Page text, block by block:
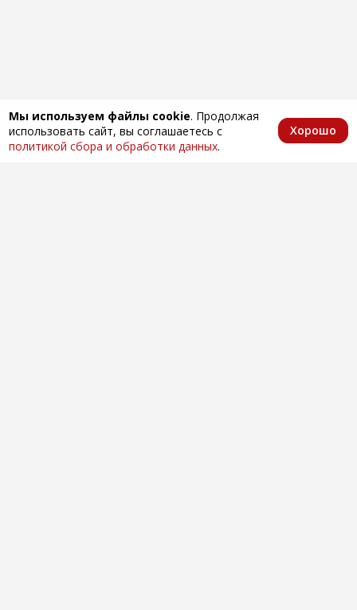
Мы используем файлы cookie. Продолжая
использовать сайт, вы соглашаетесь с
политикой сбора и обработки данных.
Хорошо
Главная КаталогИзбранноеКорзина Аккаунт